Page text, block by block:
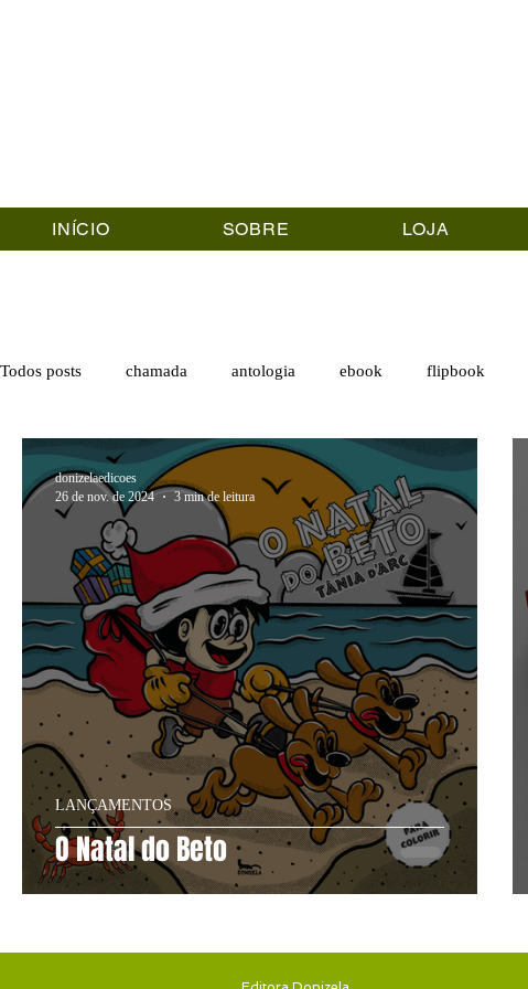
INÍCIO SOBRE LOJA
Todos posts chamada antologia ebook flipbook
O Natal do Beto
LANÇAMENTOS
donizelaedicoes
26 de nov. de 2024
3 min de leitura